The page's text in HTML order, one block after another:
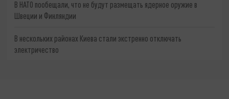
В НАТО пообещали, что не будут размещать ядерное оружие в
Швеции и Финляндии
В нескольких районах Киева стали экстренно отключать
электричество